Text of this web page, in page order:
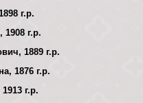
г.р.
г.р.
1889 г.р.
1876 г.р.
г.р.